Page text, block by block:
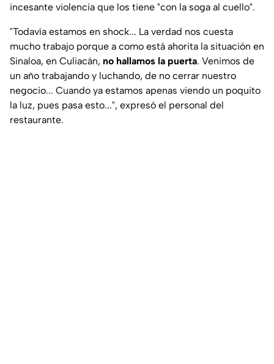
incesante violencia que los tiene "con la soga al cuello".
"Todavía estamos en shock... La verdad nos cuesta
mucho trabajo porque a como está ahorita la situación en
Sinaloa, en Culiacán, no hallamos la puerta. Venimos de
un año trabajando y luchando, de no cerrar nuestro
negocio... Cuando ya estamos apenas viendo un poquito
la luz, pues pasa esto...", expresó el personal del
restaurante.